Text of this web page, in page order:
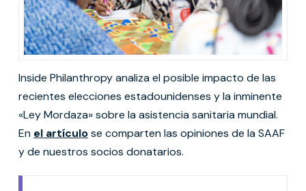
Inside Philanthropy analiza el posible impacto de las
recientes elecciones estadounidenses y la inminente
«Ley Mordaza» sobre la asistencia sanitaria mundial.
En el artículose comparten las opiniones de la SAAF
y de nuestros socios donatarios.